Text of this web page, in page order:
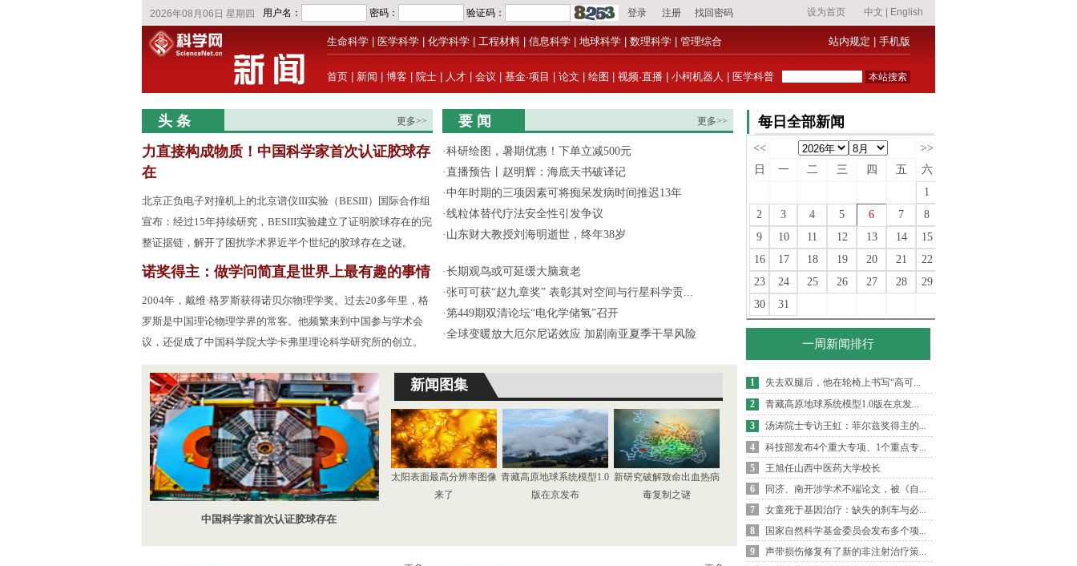
生命科学 医学科学 化学科学 工程材料 信息科学 地球科学 数理科学 管理综合 站内规定 手机版
首页 新闻 博客 院士 人才 会议 基金·项目 论文 绘图 视频·直播 小柯机器人 医学科普
头 条 更多>>
力直接构成物质！中国科学家首次认证胶球存
在
北京正负电子对撞机上的北京谱仪III实验（BESIII）国际合作组
宣布：经过15年持续研究，BESIII实验建立了证明胶球存在的完
整证据链，解开了困扰学术界近半个世纪的胶球存在之谜。
诺奖得主：做学问简直是世界上最有趣的事情
2004年，戴维·格罗斯获得诺贝尔物理学奖。过去20多年里，格
罗斯是中国理论物理学界的常客。他频繁来到中国参与学术会
议，还促成了中国科学院大学卡弗里理论科学研究所的创立。
要 闻 更多>>
·科研绘图，暑期优惠！下单立减500元
·直播预告丨赵明辉：海底天书破译记
·中年时期的三项因素可将痴呆发病时间推迟13年
·线粒体替代疗法安全性引发争议
· 山东财大教授刘海明逝世，终年38岁
·长期观鸟或可延缓大脑衰老
·张可可获“赵九章奖” 表彰其对空间与行星科学贡...
·第449期双清论坛“电化学储氢”召开
·全球变暖放大厄尔尼诺效应 加剧南亚夏季干旱风险
中国科学家首次认证胶球存在
新闻图集
太阳表面最高分辨率图像
来了
青藏高原地球系统模型1.0
版在京发布
新研究破解致命出血热病
毒复制之谜
每日全部新闻
<<
>>
日
一 二 三 四 五
六
1
2
3 4 5 6 7
8
9
10 11 12 13 14
15
16
17 18 19 20 21
22
23
24 25 26 27 28
29
30
31
一周新闻排行
1
失去双腿后，他在轮椅上书写“高可...
2
青藏高原地球系统模型1.0版在京发...
3
汤涛院士专访王虹：菲尔兹奖得主的...
4
科技部发布4个重大专项、1个重点专...
5
王旭任山西中医药大学校长
6
同济、南开涉学术不端论文，被《自...
7
女童死于基因治疗：缺失的刹车与必...
8
国家自然科学基金委员会发布多个项...
9
声带损伤修复有了新的非注射治疗策...